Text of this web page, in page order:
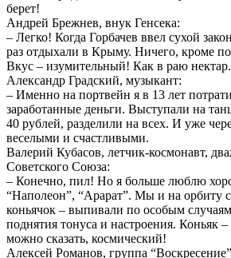
берет!
Андрей Брежнев, внук Генсека:
– Легко! Когда Горбачев ввел сухой
раз отдыхали в Крыму. Ничего, кроме
Вкус – изумительный! Как в раю нектар.
Александр Градский, музыкант:
– Именно на портвейн я в 13 лет
заработанные деньги. Выступали на
40 рублей, разделили на всех. И уже
веселыми и счастливыми.
Валерий Кубасов, летчик-космонавт,
Советского Союза:
– Конечно, пил! Но я больше люблю
“Наполеон”, “Арарат”. Мы и на орбиту
коньячок – выпивали по особым
поднятия тонуса и настроения. Коньяк
можно сказать, космический!
Алексей Романов, группа